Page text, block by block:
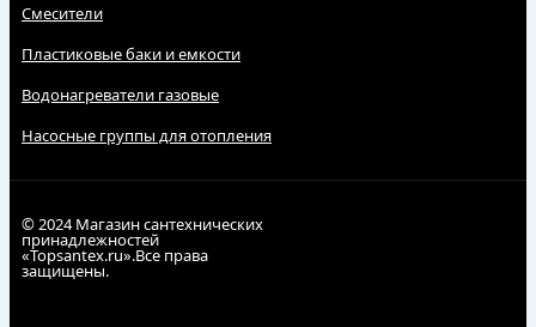
Смесители
Пластиковые баки и емкости
Водонагреватели газовые
Насосные группы для отопления
© 2024 Магазин сантехнических
принадлежностей
«Topsantex.ru».Все права
защищены.